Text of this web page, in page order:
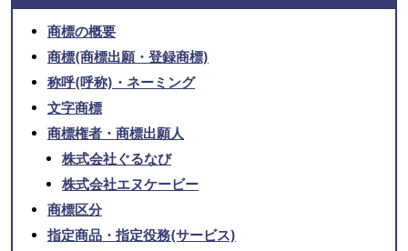
商標の概要
商標(商標出願・登録商標)
称呼(呼称)・ネーミング
文字商標
商標権者・商標出願人
株式会社ぐるなび
株式会社エヌケービー
商標区分
指定商品・指定役務(サービス)